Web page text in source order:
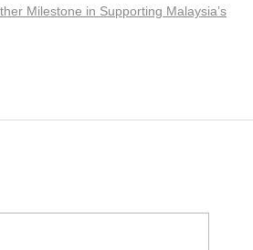
Milestone in Supporting Malaysia’s